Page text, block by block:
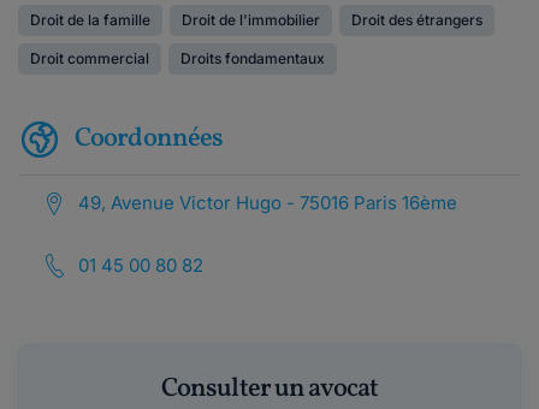
Droit de la famille Droit de l'immobilier Droit des étrangers
Droit commercial Droits fondamentaux
Coordonnées
49, Avenue Victor Hugo - 75016 Paris 16ème
01 45 00 80 82
Consulter un avocat